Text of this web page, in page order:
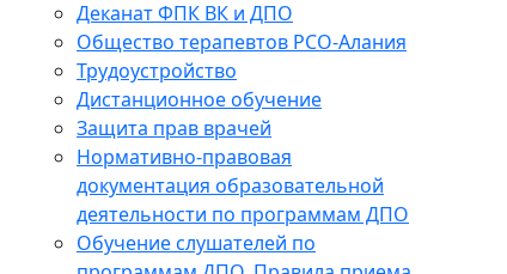
Деканат ФПК ВК и ДПО
Общество терапевтов РСО-Алания
Трудоустройство
Дистанционное обучение
Защита прав врачей
Нормативно-правовая
документация образовательной
деятельности по программам ДПО
Обучение слушателей по